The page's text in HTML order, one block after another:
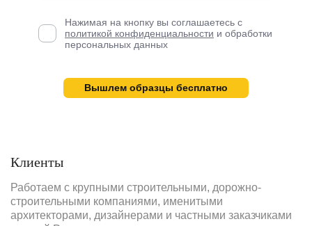
Вышлем образцы бесплатно
Нажимая на кнопку вы соглашаетесь с
политикой конфиденциальности и обработки
персональных данных
Клиенты
Работаем с крупными строительными, дорожно-
строительными компаниями, именитыми
архитекторами, дизайнерами и частными заказчиками